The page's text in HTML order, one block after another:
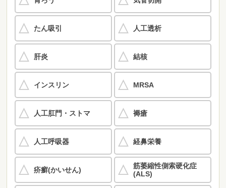
たん吸引 人工透析
肝炎 結核
インスリン MRSA
人工肛門・ストマ 褥瘡
人工呼吸器 経鼻栄養
疥癬(かいせん)
筋萎縮性側索硬化症
(ALS)